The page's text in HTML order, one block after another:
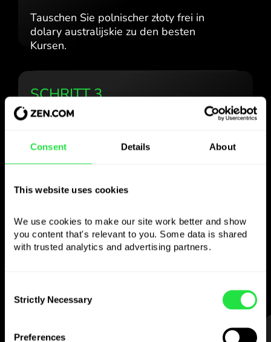
Consent Details About
This website uses cookies
We use cookies to make our site work better and show
you content that's relevant to you. Some data is shared
with trusted analytics and advertising partners.
Selection
Strictly Necessary
Preferences
Tauschen Sie polnischer złoty frei in
dolary australijskie zu den besten
Kursen.
SCHRITT 3
Verwenden Sie die
gewählte Währung
wie Sie wollen
Senden Sie Geld ins Ausland,
Multiwährungskarte
— einfach und stressfrei.
SCHRITT 1